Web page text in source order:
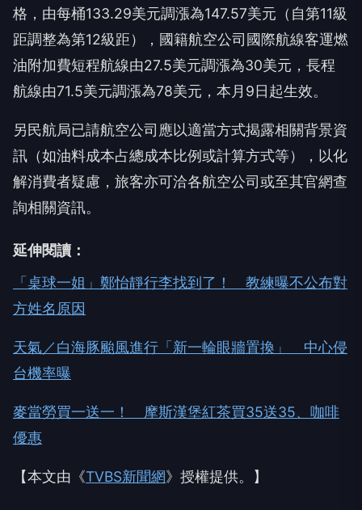
格，由每桶133.29美元調漲為147.57美元（自第11級
距調整為第12級距），國籍航空公司國際航線客運燃
油附加費短程航線由27.5美元調漲為30美元，長程
航線由71.5美元調漲為78美元，本月9日起生效。
另民航局已請航空公司應以適當方式揭露相關背景資
訊（如油料成本占總成本比例或計算方式等），以化
解消費者疑慮，旅客亦可洽各航空公司或至其官網查
詢相關資訊。
延伸閱讀：
「桌球一姐」鄭怡靜行李找到了！ 教練曝不公布對
方姓名原因
天氣／白海豚颱風進行「新一輪眼牆置換」 中心侵
台機率曝
麥當勞買一送一！ 摩斯漢堡紅茶買35送35、咖啡
優惠
【本文由《TVBS新聞網》授權提供。】